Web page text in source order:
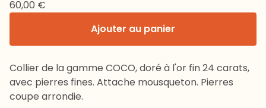
60,00 €
Ajouter au panier
Collier de la gamme COCO, doré à l'or fin 24 carats,
avec pierres fines. Attache mousqueton. Pierres
coupe arrondie.